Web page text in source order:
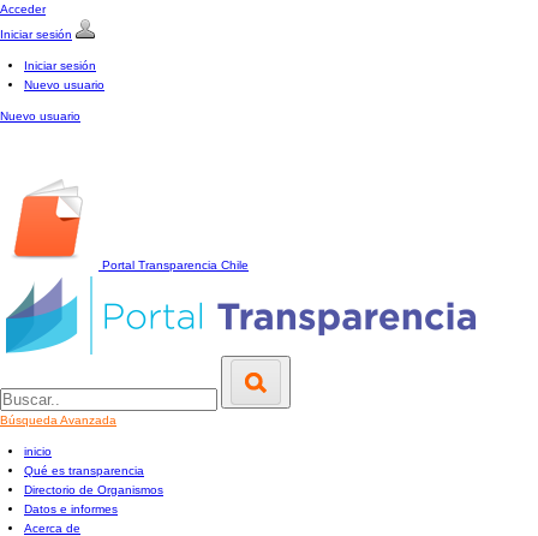
Acceder
Iniciar sesión
Iniciar sesión
Nuevo usuario
Nuevo usuario
Portal Transparencia Chile
Búsqueda Avanzada
inicio
Qué es transparencia
Directorio de Organismos
Datos e informes
Acerca de